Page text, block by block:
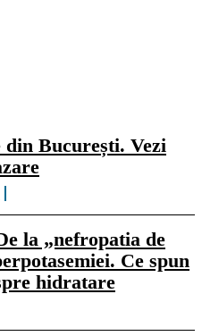
București. Vezi
la „nefropatia de
Ce spun
hidratare